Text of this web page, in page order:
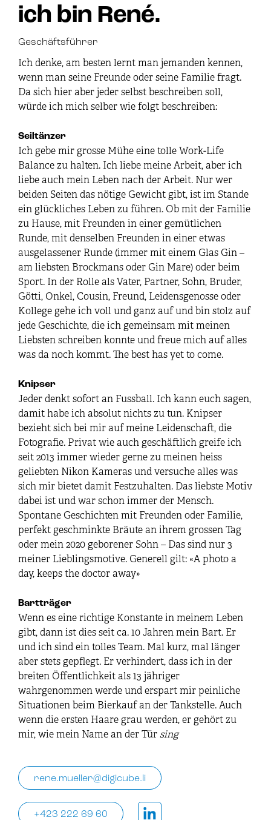
ich bin René.
Geschäftsführer
Ich denke, am besten lernt man jemanden kennen,
wenn man seine Freunde oder seine Familie fragt.
Da sich hier aber jeder selbst beschreiben soll,
würde ich mich selber wie folgt beschreiben:
Seiltänzer
Ich gebe mir grosse Mühe eine tolle Work-Life
Balance zu halten. Ich liebe meine Arbeit, aber ich
liebe auch mein Leben nach der Arbeit. Nur wer
beiden Seiten das nötige Gewicht gibt, ist im Stande
ein glückliches Leben zu führen. Ob mit der Familie
zu Hause, mit Freunden in einer gemütlichen
Runde, mit denselben Freunden in einer etwas
ausgelassener Runde (immer mit einem Glas Gin –
am liebsten Brockmans oder Gin Mare) oder beim
Sport. In der Rolle als Vater, Partner, Sohn, Bruder,
Götti, Onkel, Cousin, Freund, Leidensgenosse oder
Kollege gehe ich voll und ganz auf und bin stolz auf
jede Geschichte, die ich gemeinsam mit meinen
Liebsten schreiben konnte und freue mich auf alles
was da noch kommt. The best has yet to come.
Knipser
Jeder denkt sofort an Fussball. Ich kann euch sagen,
damit habe ich absolut nichts zu tun. Knipser
bezieht sich bei mir auf meine Leidenschaft, die
Fotografie. Privat wie auch geschäftlich greife ich
seit 2013 immer wieder gerne zu meinen heiss
geliebten Nikon Kameras und versuche alles was
sich mir bietet damit Festzuhalten. Das liebste Motiv
dabei ist und war schon immer der Mensch.
Spontane Geschichten mit Freunden oder Familie,
perfekt geschminkte Bräute an ihrem grossen Tag
oder mein 2020 geborener Sohn – Das sind nur 3
meiner Lieblingsmotive. Generell gilt: «A photo a
day, keeps the doctor away»
Bartträger
Wenn es eine richtige Konstante in meinem Leben
gibt, dann ist dies seit ca. 10 Jahren mein Bart. Er
und ich sind ein tolles Team. Mal kurz, mal länger
aber stets gepflegt. Er verhindert, dass ich in der
breiten Öffentlichkeit als 13 jähriger
wahrgenommen werde und erspart mir peinliche
Situationen beim Bierkauf an der Tankstelle. Auch
wenn die ersten Haare grau werden, er gehört zu
mir, wie mein Name an der Türsing
rene.mueller@digicube.li
+423 222 69 60